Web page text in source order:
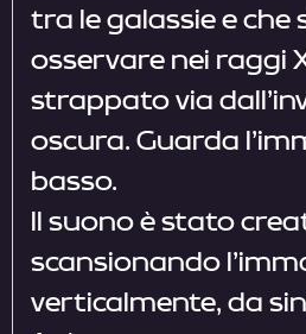
tra le galassie e che
osservare nei raggi
strappato via
oscura. Guarda
basso.
Il suono è stato
scansionando
verticalmente, da